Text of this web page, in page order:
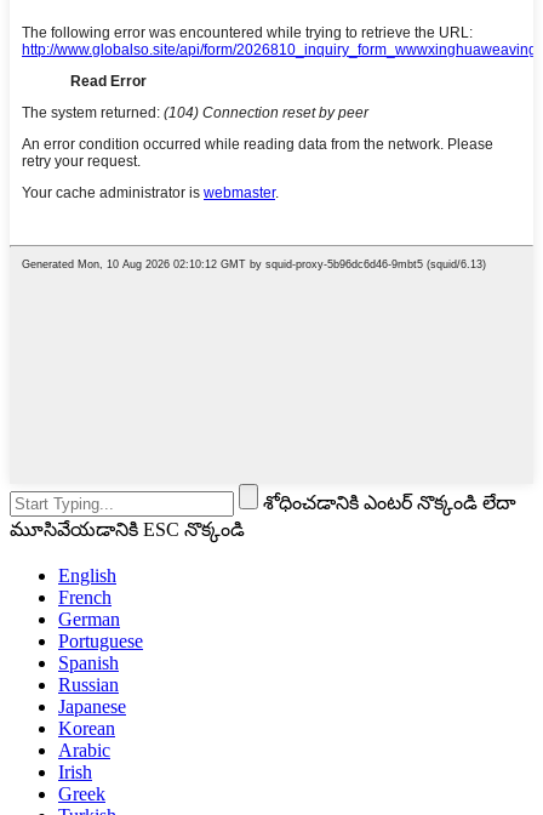
శోధించడానికి ఎంటర్ నొక్కండి లేదా
మూసివేయడానికి ESC నొక్కండి
English
French
German
Portuguese
Spanish
Russian
Japanese
Korean
Arabic
Irish
Greek